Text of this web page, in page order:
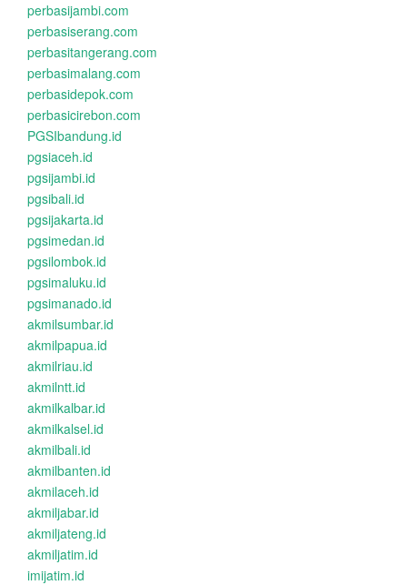
perbasijambi.com
perbasiserang.com
perbasitangerang.com
perbasimalang.com
perbasidepok.com
perbasicirebon.com
PGSIbandung.id
pgsiaceh.id
pgsijambi.id
pgsibali.id
pgsijakarta.id
pgsimedan.id
pgsilombok.id
pgsimaluku.id
pgsimanado.id
akmilsumbar.id
akmilpapua.id
akmilriau.id
akmilntt.id
akmilkalbar.id
akmilkalsel.id
akmilbali.id
akmilbanten.id
akmilaceh.id
akmiljabar.id
akmiljateng.id
akmiljatim.id
imijatim.id